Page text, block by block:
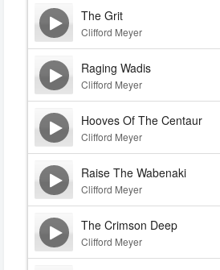
The Grit
Clifford Meyer
Raging Wadis
Clifford Meyer
Hooves Of The Centaur
Clifford Meyer
Raise The Wabenaki
Clifford Meyer
The Crimson Deep
Clifford Meyer